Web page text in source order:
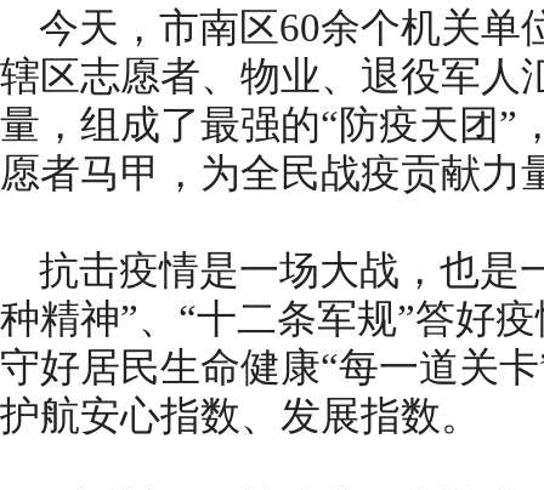
今天，市南区60余个机关单
辖区志愿者、物业、退役军人
量，组成了最强的“防疫天团”
愿者马甲，为全民战疫贡献力
抗击疫情是一场大战，也是
种精神”、“十二条军规”答好
守好居民生命健康“每一道关
护航安心指数、发展指数。